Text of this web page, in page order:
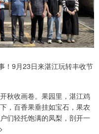
！9月23日来湛江玩转丰收节
秋收画卷。果园里，湛江鸡
，百香果垂挂如宝石，果农
们轻托饱满的凤梨，剖开一